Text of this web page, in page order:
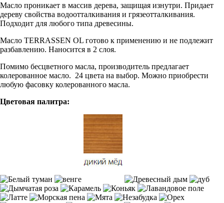
Масло проникает в массив дерева, защищая изнутри. Придает
дереву свойства водоотталкивания и грязеотталкивания.
Подходит для любого типа древесины.
Масло TERRASSEN OL готово к применению и не подлежит
разбавлению. Наносится в 2 слоя.
Помимо бесцветного масла, производитель предлагает
колерованное масло. 24 цвета на выбор. Можно приобрести
любую фасовку колерованного масла.
Цветовая палитра: